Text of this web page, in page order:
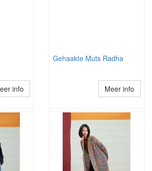
info
Gehaakte Muts Radha
Meer info